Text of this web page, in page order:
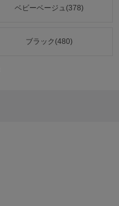
ベビーベージュ(378)
ブラック(480)